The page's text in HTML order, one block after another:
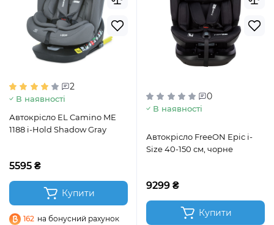
2
В наявності
Автокрісло EL Camino ME
1188 i-Hold Shadow Gray
5595 ₴
Купити
162 на бонусний рахунок
0
В наявності
Автокрісло FreeON Epic i-
Size 40-150 см, чорне
9299 ₴
Купити